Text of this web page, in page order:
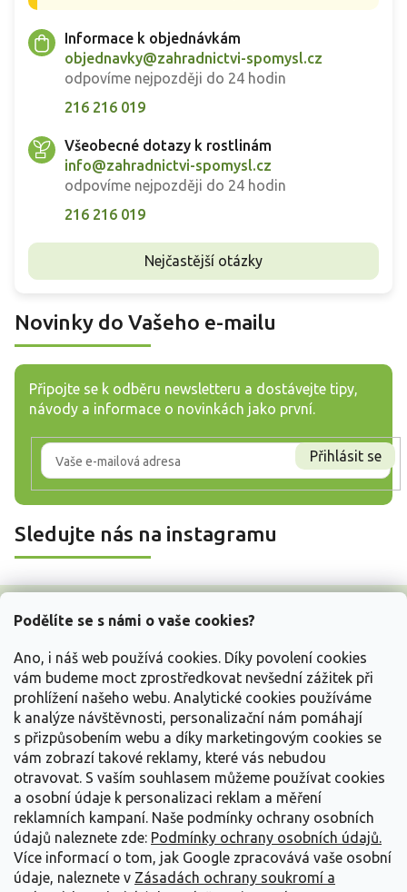
Podělíte se s námi o vaše cookies?
Ano, i náš web používá cookies. Díky povolení cookies
vám budeme moct zprostředkovat nevšední zážitek při
prohlížení našeho webu. Analytické cookies používáme
k analýze návštěvnosti, personalizační nám pomáhají
s přizpůsobením webu a díky marketingovým cookies se
vám zobrazí takové reklamy, které vás nebudou
otravovat. S vaším souhlasem můžeme používat cookies
a osobní údaje k personalizaci reklam a měření
reklamních kampaní. Naše podmínky ochrany osobních
údajů naleznete zde: Podmínky ochrany osobních údajů.
Více informací o tom, jak Google zpracovává vaše osobní
údaje, naleznete v Zásadách ochrany soukromí a
Informace k objednávkám
objednavky@zahradnictvi-spomysl.cz
odpovíme nejpozději do 24 hodin
216 216 019
Všeobecné dotazy k rostlinám
info@zahradnictvi-spomysl.cz
odpovíme nejpozději do 24 hodin
216 216 019
Nejčastější otázky
Novinky do Vašeho e-mailu
Připojte se k odběru newsletteru a dostávejte tipy,
návody a informace o novinkách jako první.
Přihlásit se
Sledujte nás na instagramu
Z
Vše o nákupu
Informace pro Vás
Kontakujte nás